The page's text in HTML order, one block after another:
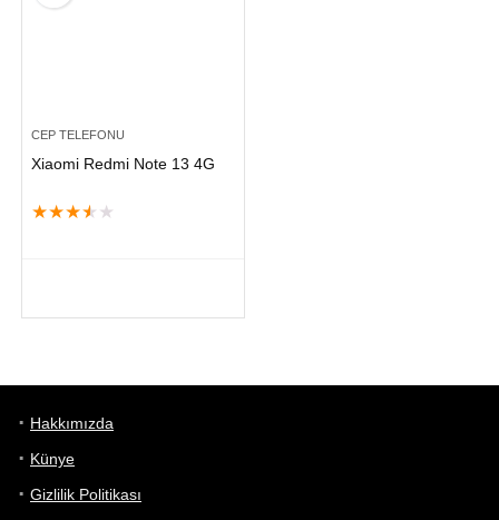
CEP TELEFONU
Xiaomi Redmi Note 13 4G
★★★★ ★
Hakkımızda
Künye
Gizlilik Politikası